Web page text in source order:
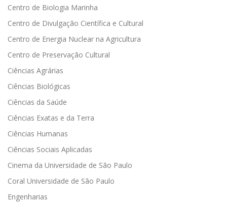
Centro de Biologia Marinha
Centro de Divulgação Científica e Cultural
Centro de Energia Nuclear na Agricultura
Centro de Preservação Cultural
Ciências Agrárias
Ciências Biológicas
Ciências da Saúde
Ciências Exatas e da Terra
Ciências Humanas
Ciências Sociais Aplicadas
Cinema da Universidade de São Paulo
Coral Universidade de São Paulo
Engenharias